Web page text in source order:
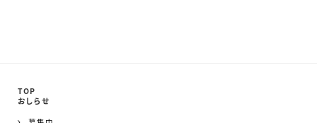
TOP
おしらせ